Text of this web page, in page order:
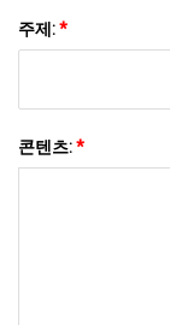
주제:*
콘텐츠:*